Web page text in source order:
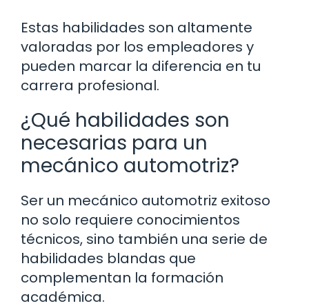
Estas habilidades son altamente
valoradas por los empleadores y
pueden marcar la diferencia en tu
carrera profesional.
¿Qué habilidades son
necesarias para un
mecánico automotriz?
Ser un mecánico automotriz exitoso
no solo requiere conocimientos
técnicos, sino también una serie de
habilidades blandas que
complementan la formación
académica.